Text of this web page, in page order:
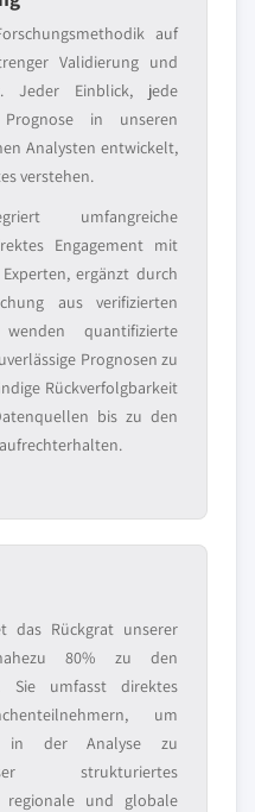
auf
Validierung und
Jeder Einblick, jede
in unseren
Analysten entwickelt,
verstehen.
umfangreiche
Engagement mit
ergänzt durch
aus verifizierten
quantifizierte
Prognosen zu
Rückverfolgbarkeit
bis zu den
das Rückgrat unserer
80% zu den
Sie umfasst direktes
um
in der Analyse zu
strukturiertes
regionale und globale